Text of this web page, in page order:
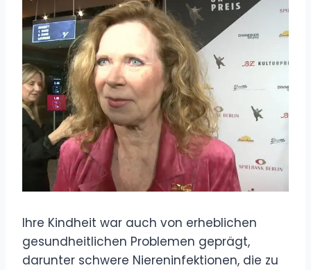
Ihre Kindheit war auch von erheblichen
gesundheitlichen Problemen geprägt,
darunter schwere Niereninfektionen, die zu